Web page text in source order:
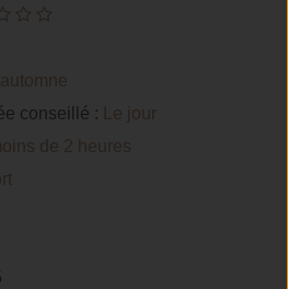
automne
conseillé :
Le jour
de 2 heures